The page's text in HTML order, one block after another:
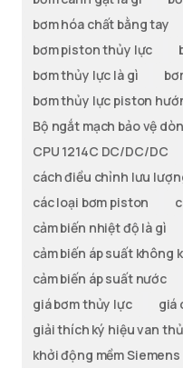
bơm hóa chất bằng tay
bơm piston thủy lực
bơm thủy lực là gì
bơm thủy lực piston
Bộ ngắt mạch bảo vệ
CPU 1214C DC/DC/DC
cách điều chỉnh lưu
các loại bơm piston
cảm biến nhiệt độ là gì
cảm biến áp suất không
cảm biến áp suất nước
giá bơm thủy lực
giá
giải thích ký hiệu van
khởi động mềm Siemens